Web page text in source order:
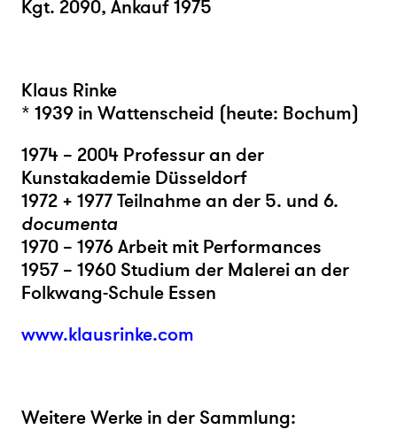
Kgt. 2090, Ankauf 1975
Klaus Rinke
* 1939 in Wattenscheid (heute: Bochum)
1974 – 2004 Professur an der
Kunstakademie Düsseldorf
1972 + 1977 Teilnahme an der 5. und 6.
documenta
1970 – 1976 Arbeit mit Performances
1957 – 1960 Studium der Malerei an der
Folkwang-Schule Essen
www.klausrinke.com
Weitere Werke in der Sammlung: